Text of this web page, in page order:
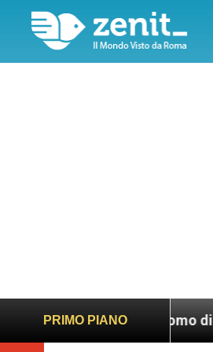
PRIMO PIANO
Un uomo di parola”,